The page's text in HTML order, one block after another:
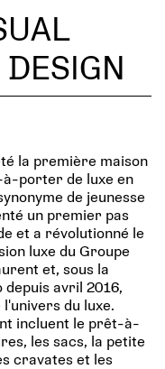
la première maison
porter de luxe en
de jeunesse
un premier pas
et a révolutionné le
luxe du Groupe
et, sous la
avril 2016,
du luxe.
incluent le prêt-à-
les sacs, la petite
cravates et les